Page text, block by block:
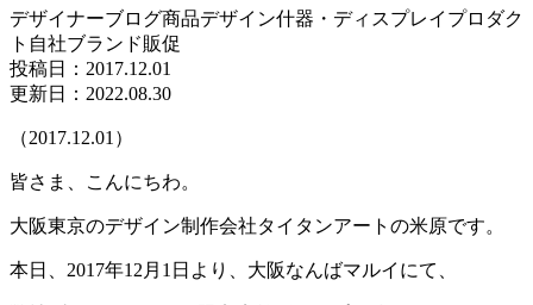
デザイナーブログ商品デザイン什器・ディスプレイ プロダク
ト 自社ブランド販促
投稿日： 2017.12.01
更新日：2022.08.30
（2017.12.01）
皆さま、こんにちわ。
大阪東京のデザイン制作会社タイタンアートの米原です。
本日、2017年12月1日より、大阪なんばマルイにて、